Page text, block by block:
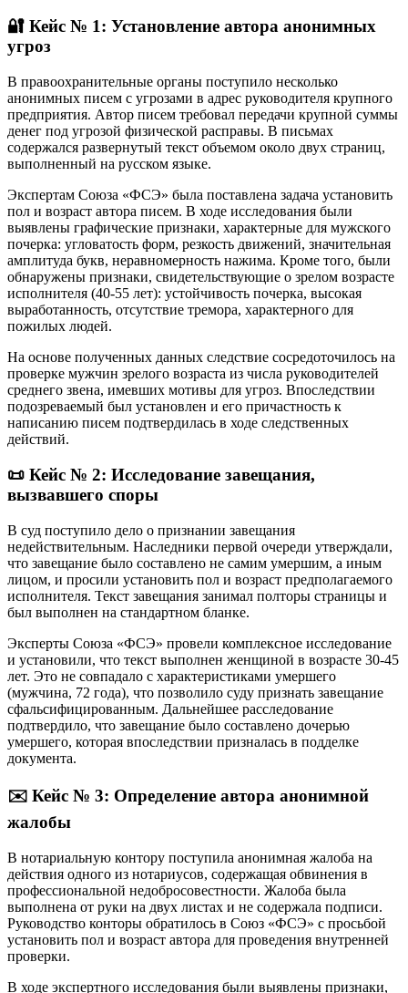
🔐 Кейс № 1: Установление автора анонимных
угроз
В правоохранительные органы поступило несколько
анонимных писем с угрозами в адрес руководителя крупного
предприятия. Автор писем требовал передачи крупной суммы
денег под угрозой физической расправы. В письмах
содержался развернутый текст объемом около двух страниц,
выполненный на русском языке.
Экспертам Союза «ФСЭ» была поставлена задача установить
пол и возраст автора писем. В ходе исследования были
выявлены графические признаки, характерные для мужского
почерка: угловатость форм, резкость движений, значительная
амплитуда букв, неравномерность нажима. Кроме того, были
обнаружены признаки, свидетельствующие о зрелом возрасте
исполнителя (40-55 лет): устойчивость почерка, высокая
выработанность, отсутствие тремора, характерного для
пожилых людей.
На основе полученных данных следствие сосредоточилось на
проверке мужчин зрелого возраста из числа руководителей
среднего звена, имевших мотивы для угроз. Впоследствии
подозреваемый был установлен и его причастность к
написанию писем подтвердилась в ходе следственных
действий.
📜 Кейс № 2: Исследование завещания,
вызвавшего споры
В суд поступило дело о признании завещания
недействительным. Наследники первой очереди утверждали,
что завещание было составлено не самим умершим, а иным
лицом, и просили установить пол и возраст предполагаемого
исполнителя. Текст завещания занимал полторы страницы и
был выполнен на стандартном бланке.
Эксперты Союза «ФСЭ» провели комплексное исследование
и установили, что текст выполнен женщиной в возрасте 30-45
лет. Это не совпадало с характеристиками умершего
(мужчина, 72 года), что позволило суду признать завещание
сфальсифицированным. Дальнейшее расследование
подтвердило, что завещание было составлено дочерью
умершего, которая впоследствии призналась в подделке
документа.
✉️ Кейс № 3: Определение автора анонимной
жалобы
В нотариальную контору поступила анонимная жалоба на
действия одного из нотариусов, содержащая обвинения в
профессиональной недобросовестности. Жалоба была
выполнена от руки на двух листах и не содержала подписи.
Руководство конторы обратилось в Союз «ФСЭ» с просьбой
установить пол и возраст автора для проведения внутренней
проверки.
В ходе экспертного исследования были выявлены признаки,